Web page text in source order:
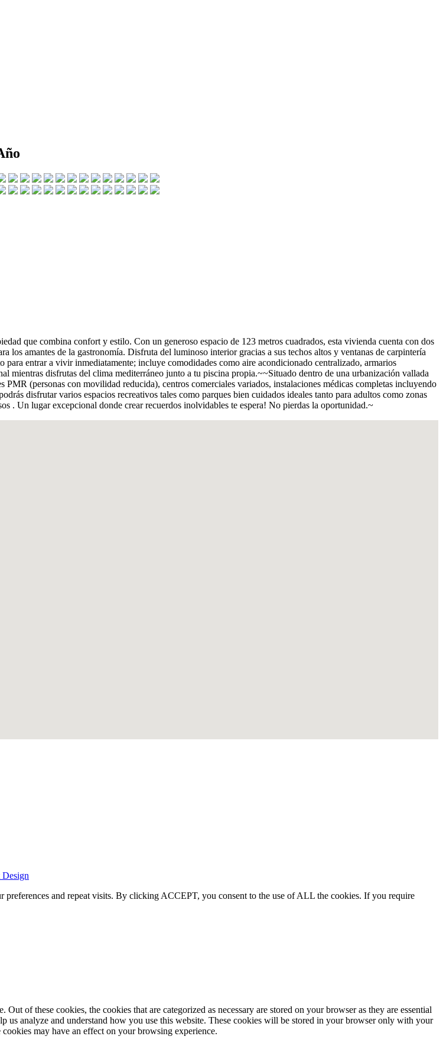
que combina confort y estilo. Con un generoso espacio de 123 metros cuadrados, esta vivienda cuenta con dos
los amantes de la gastronomía. Disfruta del luminoso interior gracias a sus techos altos y ventanas de carpintería
entrar a vivir inmediatamente; incluye comodidades como aire acondicionado centralizado, armarios
mientras disfrutas del clima mediterráneo junto a tu piscina propia.~~Situado dentro de una urbanización vallada
(personas con movilidad reducida), centros comerciales variados, instalaciones médicas completas incluyendo
disfrutar varios espacios recreativos tales como parques bien cuidados ideales tanto para adultos como zonas
. Un lugar excepcional donde crear recuerdos inolvidables te espera! No pierdas la oportunidad.~
Design
and repeat visits. By clicking ACCEPT, you consent to the use of ALL the cookies. If you require
of these cookies, the cookies that are categorized as necessary are stored on your browser as they are essential
analyze and understand how you use this website. These cookies will be stored in your browser only with your
may have an effect on your browsing experience.